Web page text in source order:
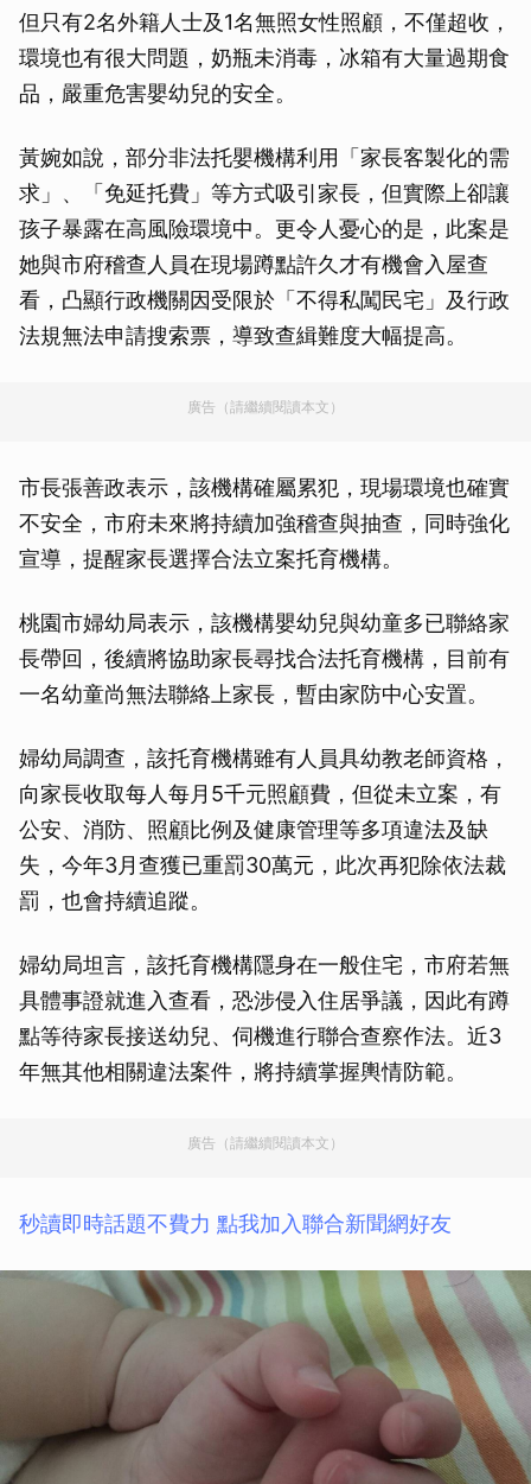
但只有2名外籍人士及1名無照女性照顧，不僅超收，
環境也有很大問題，奶瓶未消毒，冰箱有大量過期食
品，嚴重危害嬰幼兒的安全。
黃婉如說，部分非法托嬰機構利用「家長客製化的需
求」、「免延托費」等方式吸引家長，但實際上卻讓
孩子暴露在高風險環境中。更令人憂心的是，此案是
她與市府稽查人員在現場蹲點許久才有機會入屋查
看，凸顯行政機關因受限於「不得私闖民宅」及行政
法規無法申請搜索票，導致查緝難度大幅提高。
廣告（請繼續閱讀本文）
市長張善政表示，該機構確屬累犯，現場環境也確實
不安全，市府未來將持續加強稽查與抽查，同時強化
宣導，提醒家長選擇合法立案托育機構。
桃園市婦幼局表示，該機構嬰幼兒與幼童多已聯絡家
長帶回，後續將協助家長尋找合法托育機構，目前有
一名幼童尚無法聯絡上家長，暫由家防中心安置。
婦幼局調查，該托育機構雖有人員具幼教老師資格，
向家長收取每人每月5千元照顧費，但從未立案，有
公安、消防、照顧比例及健康管理等多項違法及缺
失，今年3月查獲已重罰30萬元，此次再犯除依法裁
罰，也會持續追蹤。
婦幼局坦言，該托育機構隱身在一般住宅，市府若無
具體事證就進入查看，恐涉侵入住居爭議，因此有蹲
點等待家長接送幼兒、伺機進行聯合查察作法。近3
年無其他相關違法案件，將持續掌握輿情防範。
廣告（請繼續閱讀本文）
秒讀即時話題不費力 點我加入聯合新聞網好友